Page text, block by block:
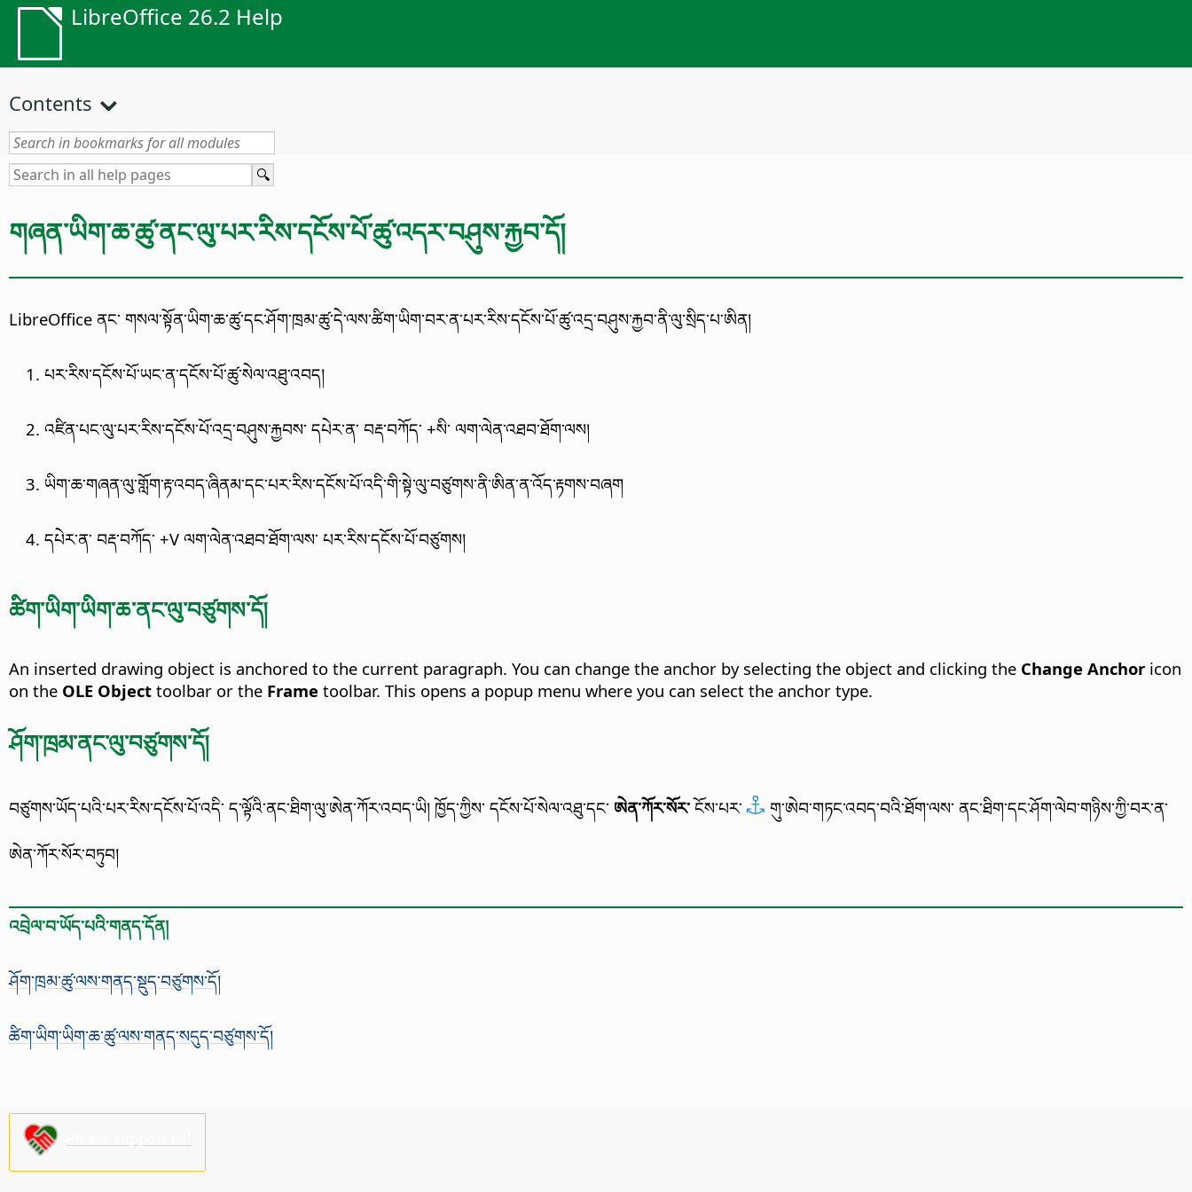
LibreOffice 26.2 Help
Contents
གཞན་ཡིག་ཆ་ཚུ་ནང་ལུ་པར་རིས་དངོས་པོ་ཚུ་འདར་བཤུས་རྐྱབ་དོ།
LibreOffice ནང་ གསལ་སྟོན་ཡིག་ཆ་ཚུ་དང་ཤོག་ཁྲམ་ཚུ་དེ་ལས་ཚིག་ཡིག་བར་ན་པར་རིས་དངོས་པོ་ཚུ་འདྲ་བཤུས་རྐྱབ་ནི་ལུ་སྲིད་པ་ཨིན།
པར་རིས་དངོས་པོ་ཡང་ན་དངོས་པོ་ཚུ་སེལ་འཐུ་འབད།
འཛིན་པང་ལུ་པར་རིས་དངོས་པོ་འདྲ་བཤུས་རྐྱབས་ དཔེར་ན་ བརྡ་བཀོད་ +སི་ ལག་ལེན་འཐབ་ཐོག་ལས།
ཡིག་ཆ་གཞན་ལུ་གློག་རྟ་འབད་ཞིནམ་དང་པར་རིས་དངོས་པོ་འདི་གི་སྟེ་ལུ་བཙུགས་ནི་ཨིན་ན་འོད་རྟགས་བཞག
དཔེར་ན་ བརྡ་བཀོད་ +V ལག་ལེན་འཐབ་ཐོག་ལས་ པར་རིས་དངོས་པོ་བཙུགས།
ཚིག་ཡིག་ཡིག་ཆ་ནང་ལུ་བཙུགས་དོ།
An inserted drawing object is anchored to the current paragraph. You can change the anchor by selecting the object and clicking the Change Anchor icon
on the OLE Object toolbar or the Frame toolbar. This opens a popup menu where you can select the anchor type.
ཤོག་ཁྲམ་ནང་ལུ་བཙུགས་དོ།
བཙུགས་ཡོད་པའི་པར་རིས་དངོས་པོ་འདི་ ད་ལྟོའི་ནང་ཐིག་ལུ་ཨེན་ཀོར་འབད་ཡི། ཁྱོད་ཀྱིས་ དངོས་པོ་སེལ་འཐུ་དང་ ཨེན་ཀོར་སོར་ ངོས་པར་ གུ་ཨེབ་གཏང་འབད་བའི་ཐོག་ལས་ ནང་ཐིག་དང་ཤོག་ལེབ་གཉིས་ཀྱི་བར་ན་
ཨེན་ཀོར་སོར་བཏུབ།
འབྲེལ་བ་ཡོད་པའི་གནད་དོན།
ཤོག་ཁྲམ་ཚུ་ལས་གནད་སྡུད་བཙུགས་དོ།
ཚིག་ཡིག་ཡིག་ཆ་ཚུ་ལས་གནད་སདུད་བཙུགས་དོ།